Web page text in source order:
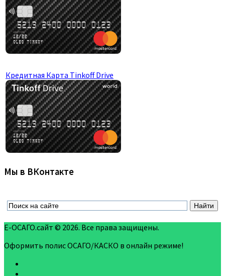
Кредитная Карта Tinkoff Drive
Мы в ВКонтакте
Е-ОСАГО.сайт © 2026. Все права защищены.
Оформить полис ОСАГО/КАСКО в онлайн режиме!